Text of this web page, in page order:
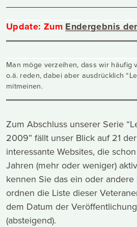
Update: Zum Endergebnis
Man möge verzeihen, dass wir häufig
o.ä. reden, dabei aber ausdrücklich
mitmeinen.
Zum Abschluss unserer Serie
2009” fällt unser Blick auf 21
interessante Websites, die
Jahren (mehr oder weniger)
kennen Sie das ein oder
ordnen die Liste dieser
dem Datum der
(absteigend).